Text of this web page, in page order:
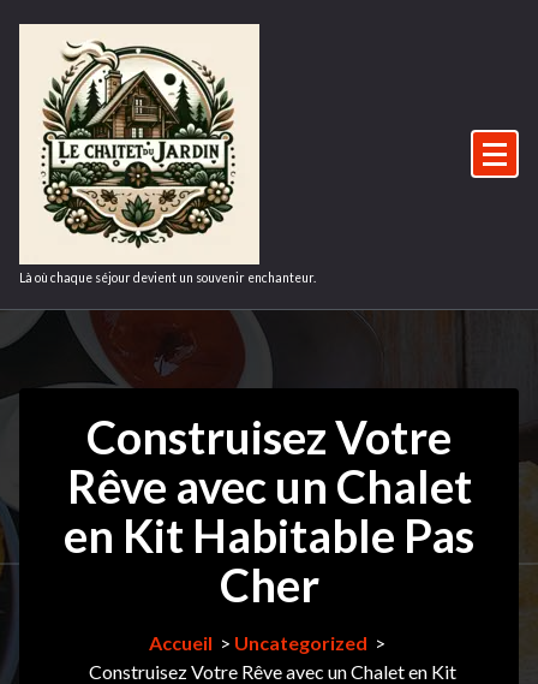
contenu
Là où chaque séjour devient un souvenir enchanteur.
Construisez Votre
Rêve avec un Chalet
en Kit Habitable Pas
Cher
Accueil > Uncategorized >
Construisez Votre Rêve avec un Chalet en Kit